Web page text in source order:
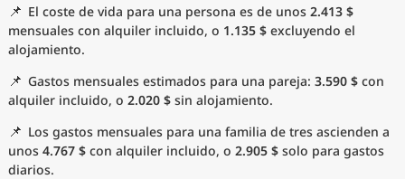
📌 El coste de vida para una persona es de unos 2.413 $
mensuales con alquiler incluido, o 1.135 $ excluyendo el
alojamiento.
📌 Gastos mensuales estimados para una pareja: 3.590 $ con
alquiler incluido, o 2.020 $ sin alojamiento.
📌 Los gastos mensuales para una familia de tres ascienden a
unos 4.767 $ con alquiler incluido, o 2.905 $ solo para gastos
diarios.
Índice del coste de vida
Ciudades asequibles por tamaño
Precios actuales por ciudad